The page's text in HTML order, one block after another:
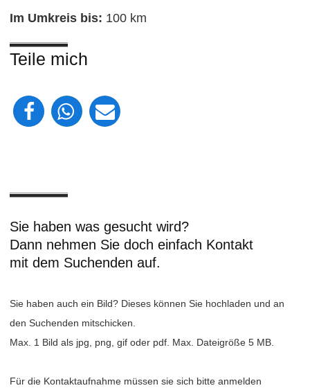
Im Umkreis bis: 100 km
Teile mich
Sie haben was gesucht wird?
Dann nehmen Sie doch einfach Kontakt
mit dem Suchenden auf.
Sie haben auch ein Bild? Dieses können Sie hochladen und an
den Suchenden mitschicken.
Max. 1 Bild als jpg, png, gif oder pdf. Max. Dateigröße 5 MB.
Für die Kontaktaufnahme müssen sie sich bitte anmelden